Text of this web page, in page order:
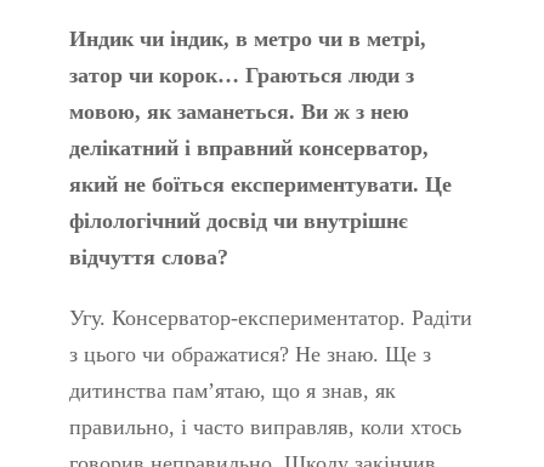
Индик чи індик, в метро чи в метрі,
затор чи корок… Граються люди з
мовою, як заманеться. Ви ж з нею
делікатний і вправний консерватор,
який не боїться експериментувати. Це
філологічний досвід чи внутрішнє
відчуття слова?
Угу. Консерватор-експериментатор. Радіти
з цього чи ображатися? Не знаю. Ще з
дитинства пам’ятаю, що я знав, як
правильно, і часто виправляв, коли хтось